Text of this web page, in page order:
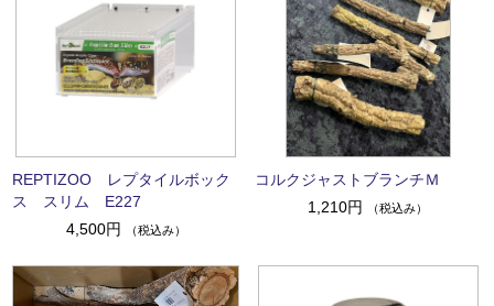
REPTIZOO レプタイルボック
ス スリム E227
4,500円
（税込み）
コルクジャストブランチＭ
1,210円
（税込み）